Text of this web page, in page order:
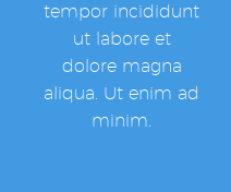
tempor incididunt
ut labore et
dolore magna
aliqua. Ut enim ad
minim.